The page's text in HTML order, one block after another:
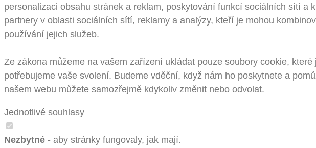
personalizaci obsahu stránek a reklam, poskytování funkcí sociálních sítí
partnery v oblasti sociálních sítí, reklamy a analýzy, kteří je mohou
používání jejich služeb.
Ze zákona můžeme na vašem zařízení ukládat pouze soubory cookie,
potřebujeme vaše svolení. Budeme vděční, když nám ho poskytnete a
našem webu můžete samozřejmě kdykoliv změnit nebo odvolat.
Jednotlivé souhlasy
Nezbytné - aby stránky fungovaly, jak mají.